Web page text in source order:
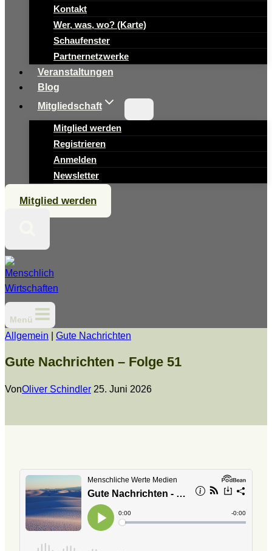
Kontakt
Wer, was, wo? (Karte)
Schaufenster
Partnernetzwerke
Veranstaltungen
Blog
Mitgliedschaft
Mitglied werden
Registrieren
Anmelden
Newsletter
Mitglied werden
Menü
Allgemein Gute Nachrichten
Gute Nachrichten – Folge 51
VonOliver Schindler 25. Juni 2026